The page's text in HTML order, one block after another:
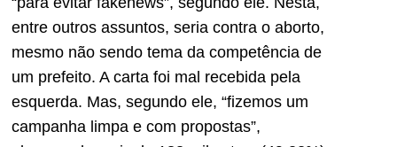
entre outros assuntos, seria contra o aborto,
mesmo não sendo tema da competência de
um prefeito. A carta foi mal recebida pela
esquerda. Mas, segundo ele, “fizemos um
campanha limpa e com propostas”,